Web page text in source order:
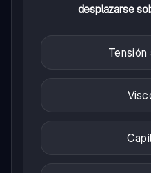
desplazarse